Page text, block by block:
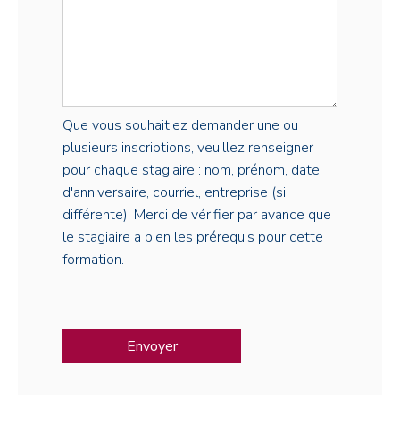
Que vous souhaitiez demander une ou
plusieurs inscriptions, veuillez renseigner
pour chaque stagiaire : nom, prénom, date
d'anniversaire, courriel, entreprise (si
différente). Merci de vérifier par avance que
le stagiaire a bien les prérequis pour cette
formation.